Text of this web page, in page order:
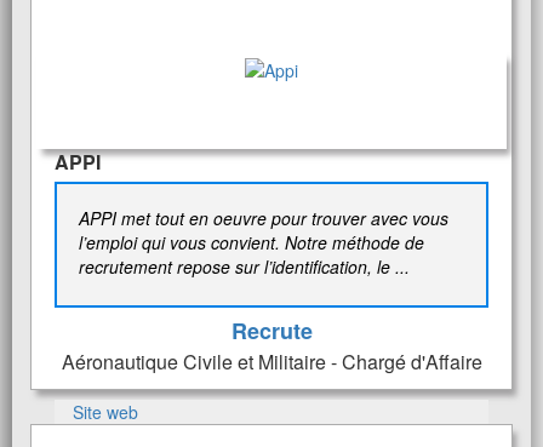
APPI
APPI met tout en oeuvre pour trouver avec vous
l’emploi qui vous convient. Notre méthode de
recrutement repose sur l’identification, le ...
Recrute
Aéronautique Civile et Militaire - Chargé d'Affaire
Site web